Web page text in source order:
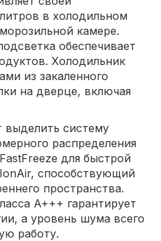
в холодильном
камере.
обеспечивает
Холодильник
из закаленного
на дверце, включая
выделить систему
распределения
для быстрой
способствующий
пространства.
A+++ гарантирует
а уровень шума всего
работу.